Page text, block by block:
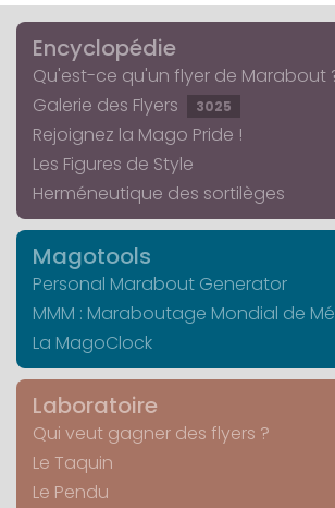
Encyclopédie
Qu'est-ce qu'un flyer de Marabout
Galerie des Flyers
3025
Rejoignez la Mago Pride !
Les Figures de Style
Herméneutique des sortilèges
Magotools
Personal Marabout Generator
MMM : Maraboutage Mondial de
La MagoClock
Laboratoire
Qui veut gagner des flyers ?
Le Taquin
Le Pendu